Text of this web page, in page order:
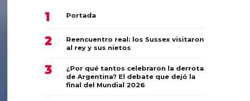
Portada
Reencuentro real: los Sussex visitaron
al rey y sus nietos
¿Por qué tantos celebraron la derrota
de Argentina? El debate que dejó la
final del Mundial 2026